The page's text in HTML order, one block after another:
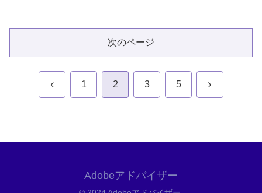
次のページ
前 1 2 3 5 次
Adobeアドバイザー